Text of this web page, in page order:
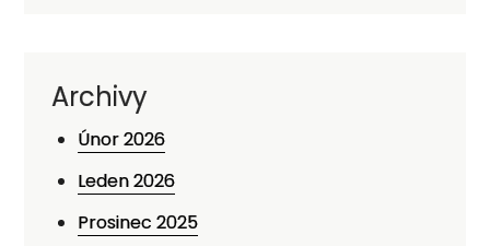
Archivy
Únor 2026
Leden 2026
Prosinec 2025